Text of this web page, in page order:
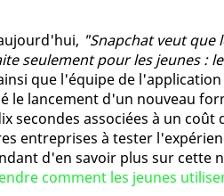
"Snapchat veut que
seulement pour les jeunes :
que l'équipe de
le lancement d'un nouveau
secondes associées à un coût
entreprises à tester
d'en savoir plus sur cette
comment les jeunes